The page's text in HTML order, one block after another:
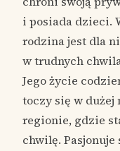
i posiada dzieci.
rodzina jest dla
w trudnych
Jego życie
toczy się w
regionie, gdzie
chwilę.